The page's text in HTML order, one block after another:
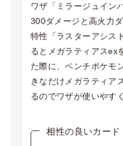
ワザ「ミラージュイン
300ダメージと高火力
特性「ラスターアシス
るとメガラティアスex
た際に、ベンチポケモ
きなだけメガラティア
るのでワザが使いやす
相性の良いカード